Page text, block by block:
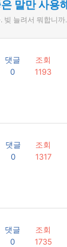
빚 늘려서 뭐합니까.
댓글
0
조회
1193
댓글
0
조회
1317
댓글
0
조회
1735